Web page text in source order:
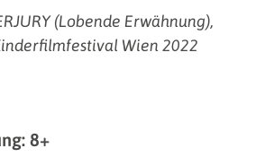
(Lobende Erwähnung),
Wien 2022
8+